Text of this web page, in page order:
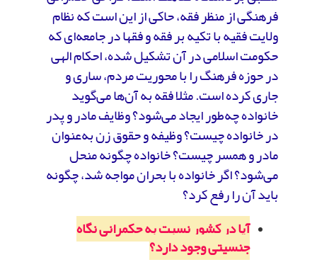
فرهنگی از منظر فقه، حاکی از این است که نظام
ولایت فقیه با تکیه بر فقه و فقها در جامعه‌ای که
حکومت اسلامی در آن تشکیل شده، احکام الهی
در حوزه فرهنگ را با محوریت مردم، ساری و
جاری کرده است. مثلا فقه به آن‌ها می‌گوید
خانواده چه‌طور ایجاد می‌شود؟ وظایف مادر و پدر
در خانواده چیست؟ وظیفه و حقوق زن به‌عنوان
مادر و همسر چیست؟ خانواده چگونه منحل
می‌شود؟ اگر خانواده با بحران مواجه شد، چگونه
باید آن را رفع کرد؟
آیا در کشور نسبت به حکمرانی نگاه
جنسیتی وجود دارد؟